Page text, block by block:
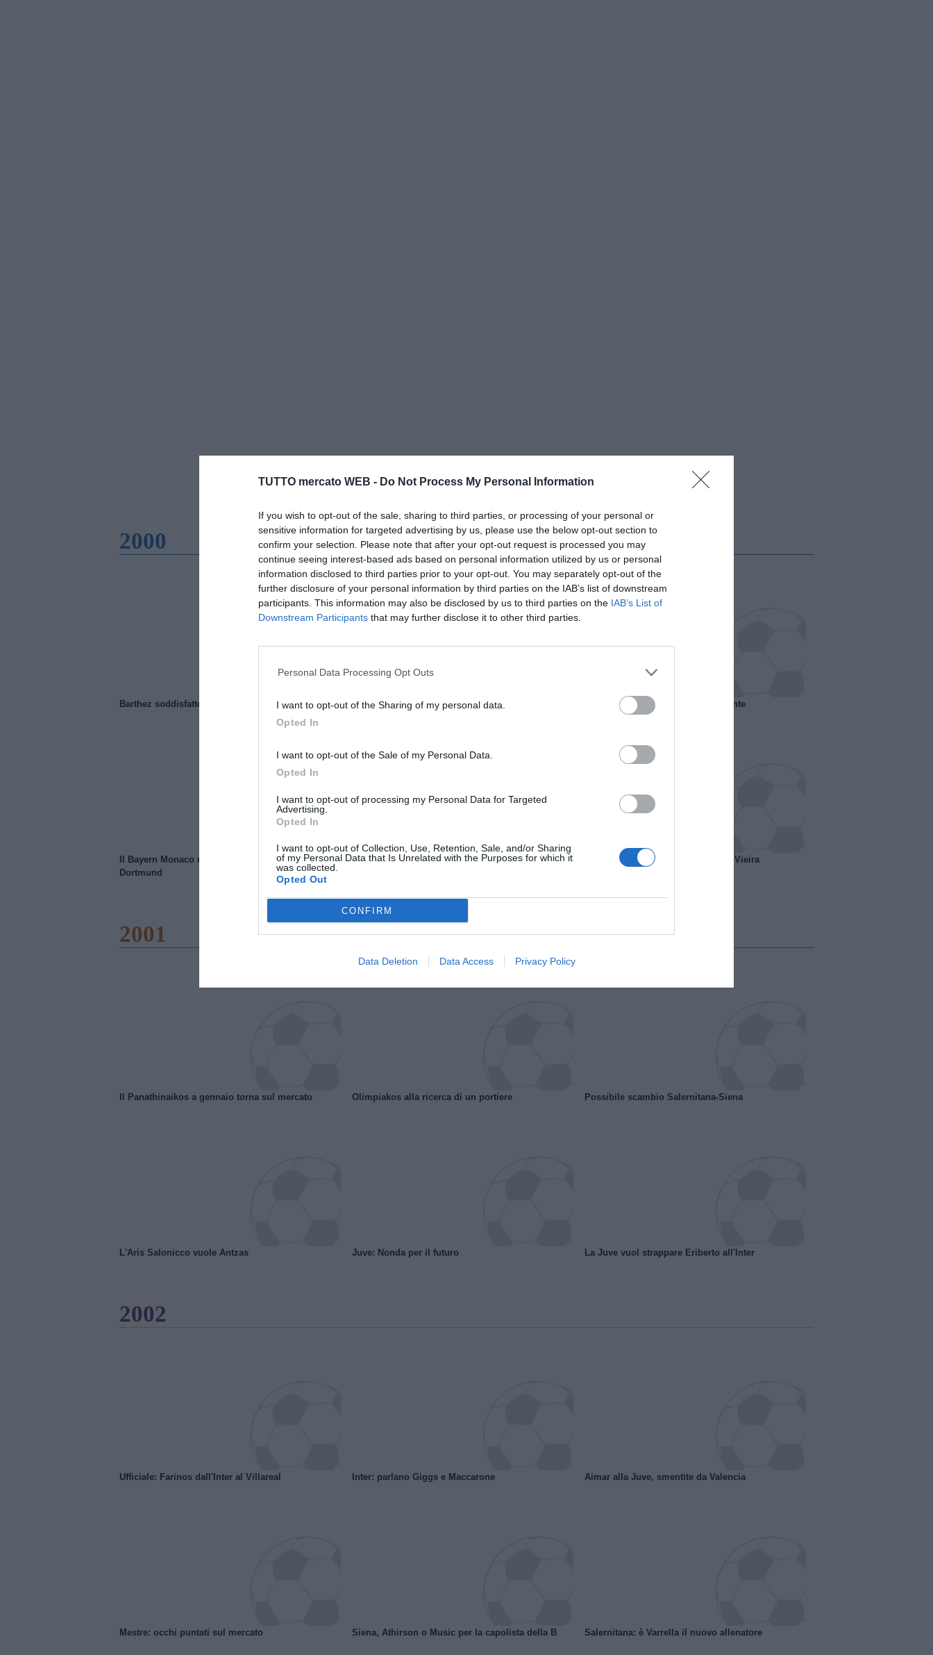
TUTTO mercato WEB - Do Not Process My Personal Information
If you wish to opt-out of the sale, sharing to third parties, or processing of your personal or
sensitive information for targeted advertising by us, please use the below opt-out section to
confirm your selection. Please note that after your opt-out request is processed you may
continue seeing interest-based ads based on personal information utilized by us or personal
information disclosed to third parties prior to your opt-out. You may separately opt-out of the
further disclosure of your personal information by third parties on the IAB’s list of downstream
participants. This information may also be disclosed by us to third parties on the IAB’s List of
Downstream Participants that may further disclose it to other third parties.
Personal Data Processing Opt Outs
I want to opt-out of the Sharing of my personal data.
Opted In
I want to opt-out of the Sale of my Personal Data.
Opted In
I want to opt-out of processing my Personal Data for Targeted
Advertising.
Opted In
I want to opt-out of Collection, Use, Retention, Sale, and/or Sharing
of my Personal Data that Is Unrelated with the Purposes for which it
was collected.
Opted Out
CONFIRM
Data Deletion Data Access Privacy Policy
2000
Barthez soddisfatto del Manchester United Il Rayo Vallecano spinge per Zamorano Francia, il Marsiglia senza presidente
Il Bayern Monaco ridimensiona il Borussia
Dortmund
Wiltord vuole giocare A gennaio ipotesi scambio Davids-Vieira
2001
Il Panathinaikos a gennaio torna sul mercato Olimpiakos alla ricerca di un portiere Possibile scambio Salernitana-Siena
L'Aris Salonicco vuole Antzas Juve: Nonda per il futuro La Juve vuol strappare Eriberto all'Inter
2002
Ufficiale: Farinos dall'Inter al Villareal Inter: parlano Giggs e Maccarone Aimar alla Juve, smentite da Valencia
Mestre: occhi puntati sul mercato Siena, Athirson o Music per la capolista della B Salernitana: è Varrella il nuovo allenatore